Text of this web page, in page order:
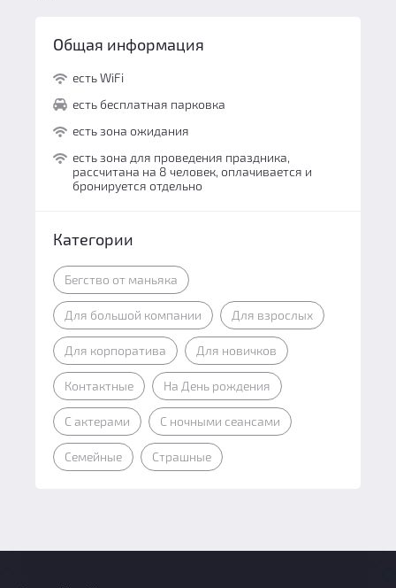
Общая информация
есть WiFi
есть бесплатная парковка
есть зона ожидания
есть зона для проведения праздника,
рассчитана на 8 человек, оплачивается и
бронируется отдельно
Категории
Бегство от маньяка
Для большой компании Для взрослых
Для корпоратива Для новичков
Контактные На День рождения
С актерами С ночными сеансами
Семейные Страшные